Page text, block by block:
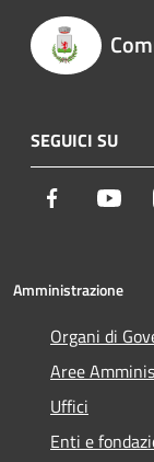
SEGUICI SU
Facebook
Amministrazione
Organi di
Aree
Uffici
Enti e